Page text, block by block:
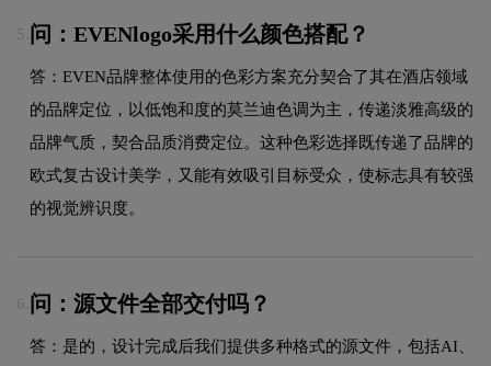
5. 问：EVENlogo采用什么颜色搭配？
答：EVEN品牌整体使用的色彩方案充分契合了其在酒店领域
的品牌定位，以低饱和度的莫兰迪色调为主，传递淡雅高级的
品牌气质，契合品质消费定位。这种色彩选择既传递了品牌的
欧式复古设计美学，又能有效吸引目标受众，使标志具有较强
的视觉辨识度。
6. 问：源文件全部交付吗？
答：是的，设计完成后我们提供多种格式的源文件，包括AI、